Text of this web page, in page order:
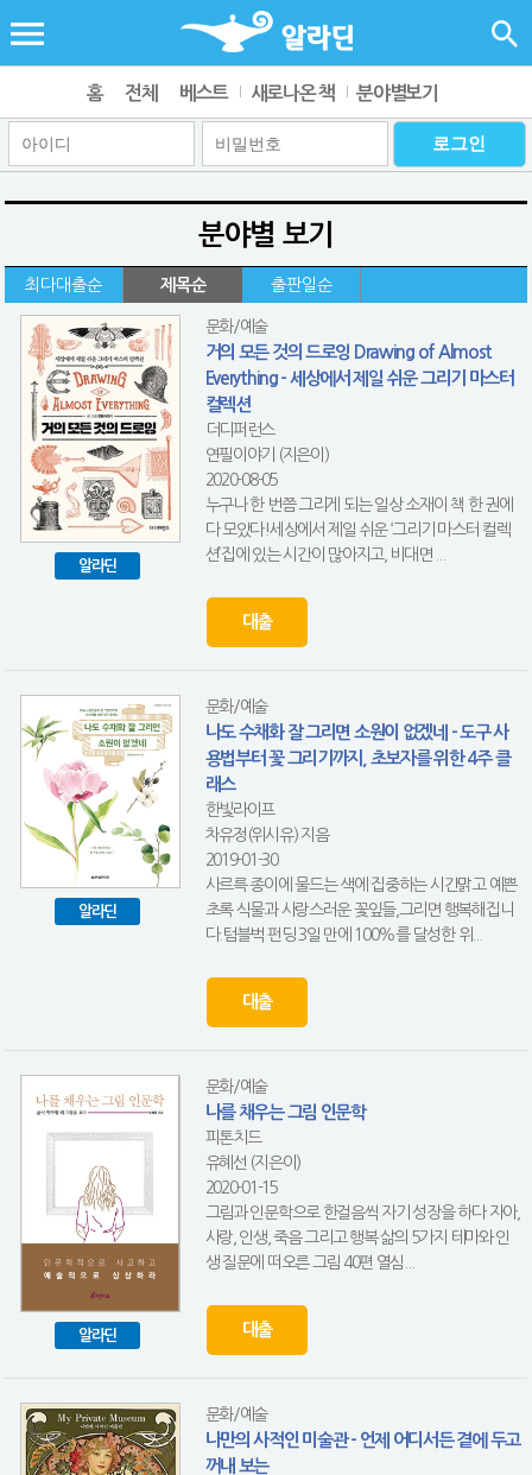
홈 전체 베스트 새로나온 책 분야별보기
분야별 보기
최다대출순 제목순 출판일순
알라딘
문화/예술
거의 모든 것의 드로잉 Drawing of Almost
Everything - 세상에서 제일 쉬운 그리기 마스터
컬렉션
더디퍼런스
연필이야기 (지은이)
2020-08-05
누구나 한 번쯤 그리게 되는 일상 소재이 책 한 권에
다 모았다!세상에서 제일 쉬운 ‘그리기 마스터 컬렉
션’집에 있는 시간이 많아지고, 비대면 ...
대출
알라딘
문화/예술
나도 수채화 잘 그리면 소원이 없겠네 - 도구 사
용법부터 꽃 그리기까지, 초보자를 위한 4주 클
래스
한빛라이프
차유정(위시유) 지음
2019-01-30
사르륵 종이에 물드는 색에 집중하는 시간맑고 예쁜
초록 식물과 사랑스러운 꽃잎들,그리면 행복해집니
다.텀블벅 펀딩 3일 만에 100%를 달성한 위...
대출
알라딘
문화/예술
나를 채우는 그림 인문학
피톤치드
유혜선 (지은이)
2020-01-15
그림과 인문학으로 한걸음씩 자기 성장을 하다 자아,
사랑, 인생, 죽음 그리고 행복 삶의 5가지 테마와 인
생 질문에 떠오른 그림 40편 열심...
대출
문화/예술
나만의 사적인 미술관 - 언제 어디서든 곁에 두고
꺼내 보는